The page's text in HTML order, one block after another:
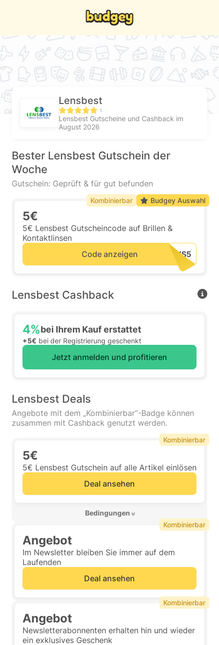
Lensbest
1
Lensbest Gutscheine und Cashback im
August 2026
Bester Lensbest Gutschein der
Woche
Gutschein: Geprüft & für gut befunden
5€
5€ Lensbest Gutscheincode auf Brillen &
Kontaktlinsen
Code anzeigen
Kombinierbar Budgey Auswahl
Lensbest Cashback
4%bei Ihrem Kauf erstattet
+5€ bei der Registrierung geschenkt
Jetzt anmelden und profitieren
Lensbest Deals
Angebote mit dem „Kombinierbar“-Badge können
zusammen mit Cashback genutzt werden.
5€
5€ Lensbest Gutschein auf alle Artikel einlösen
Deal ansehen
Bedingungen
Kombinierbar
Angebot
Im Newsletter bleiben Sie immer auf dem
Laufenden
Deal ansehen
Kombinierbar
Angebot
Newsletterabonnenten erhalten hin und wieder
ein exklusives Geschenk
Kombinierbar